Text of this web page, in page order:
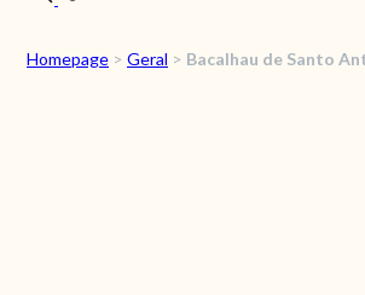
Homepage > Geral > Bacalhau de Santo